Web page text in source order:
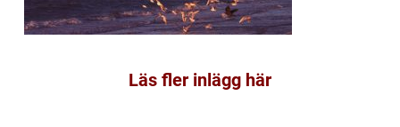
Läs fler inlägg här